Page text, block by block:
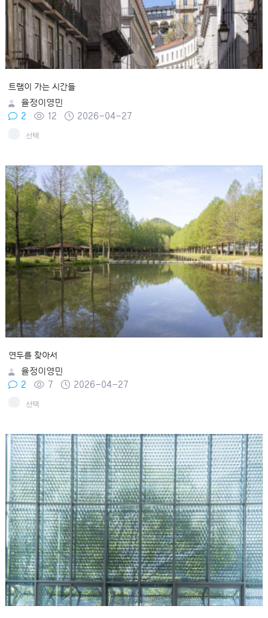
트램이 가는 시간들
율정이영민
2
12 2026-04-27
선택
연두를 찾아서
율정이영민
2
7 2026-04-27
선택